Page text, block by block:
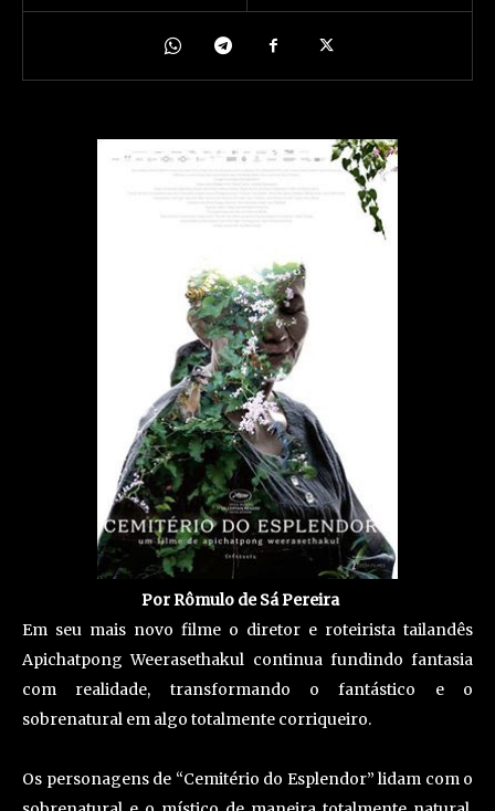
Por Rômulo de Sá Pereira
Em seu mais novo filme o diretor e roteirista tailandês
Apichatpong Weerasethakul continua fundindo fantasia
com realidade, transformando o fantástico e o
sobrenatural em algo totalmente corriqueiro.
Os personagens de “Cemitério do Esplendor” lidam com o